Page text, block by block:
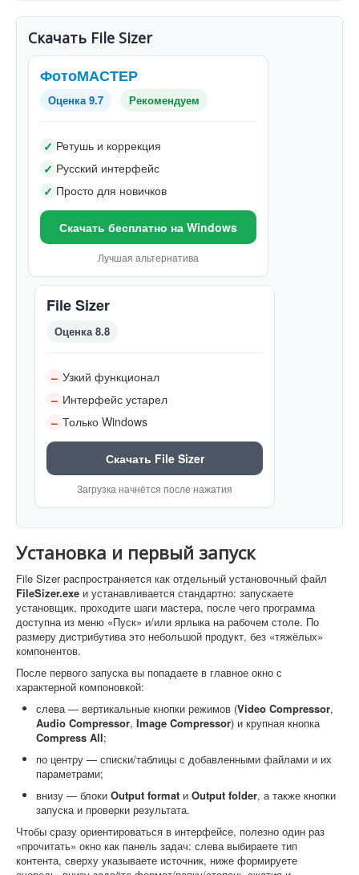
Скачать File Sizer
ФотоМАСТЕР
Оценка 9.7 Рекомендуем
✓ Ретушь и коррекция
✓ Русский интерфейс
✓ Просто для новичков
Скачать бесплатно на Windows
Лучшая альтернатива
File Sizer
Оценка 8.8
– Узкий функционал
– Интерфейс устарел
– Только Windows
Скачать File Sizer
Загрузка начнётся после нажатия
Установка и первый запуск
File Sizer распространяется как отдельный установочный файл
FileSizer.exe и устанавливается стандартно: запускаете
установщик, проходите шаги мастера, после чего программа
доступна из меню «Пуск» и/или ярлыка на рабочем столе. По
размеру дистрибутива это небольшой продукт, без «тяжёлых»
компонентов.
После первого запуска вы попадаете в главное окно с
характерной компоновкой:
слева — вертикальные кнопки режимов (Video Compressor,
Audio Compressor, Image Compressor) и крупная кнопка
Compress All;
по центру — списки/таблицы с добавленными файлами и их
параметрами;
внизу — блоки Output format и Output folder, а также кнопки
запуска и проверки результата.
Чтобы сразу ориентироваться в интерфейсе, полезно один раз
«прочитать» окно как панель задач: слева выбираете тип
контента, сверху указываете источник, ниже формируете